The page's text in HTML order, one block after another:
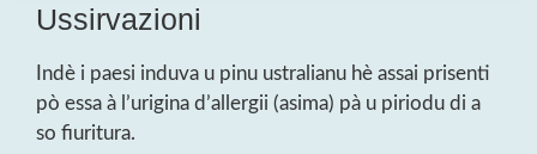
Ussirvazioni
Indè i paesi induva u pinu ustralianu hè assai prisenti
pò essa à l’urigina d’allergii (asima) pà u piriodu di a
so fiuritura.